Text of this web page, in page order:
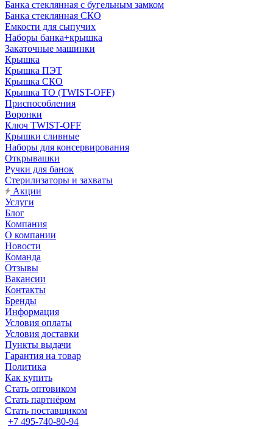
Банка стеклянная с бугельным замком
Банка стеклянная СКО
Емкости для сыпучих
Наборы банка+крышка
Закаточные машинки
Крышка
Крышка ПЭТ
Крышка СКО
Крышка ТО (TWIST-OFF)
Приспособления
Воронки
Ключ TWIST-OFF
Крышки сливные
Наборы для консервирования
Открывашки
Ручки для банок
Стерилизаторы и захваты
Акции
Услуги
Блог
Компания
О компании
Новости
Команда
Отзывы
Вакансии
Контакты
Бренды
Информация
Условия оплаты
Условия доставки
Пункты выдачи
Гарантия на товар
Политика
Как купить
Стать оптовиком
Стать партнёром
Стать поставщиком
+7 495-740-80-94